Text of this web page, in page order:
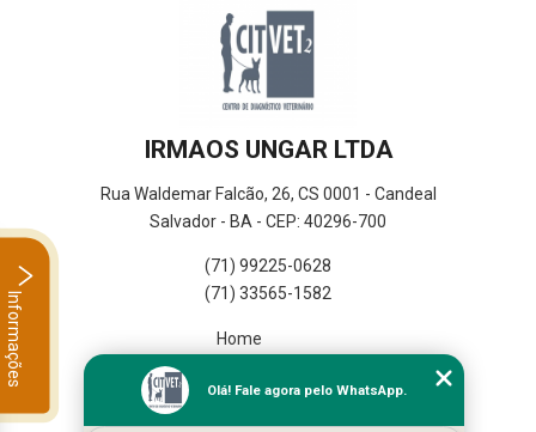
IRMAOS UNGAR LTDA
Rua Waldemar Falcão, 26, CS 0001 - Candeal
Salvador - BA - CEP: 40296-700
(71) 99225-0628
(71) 33565-1582
Home
Missão
Serviços
Olá! Fale agora pelo WhatsApp.
Informações